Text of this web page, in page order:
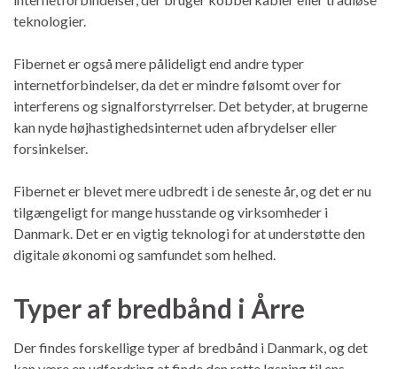
teknologier.
Fibernet er også mere pålideligt end andre typer
internetforbindelser, da det er mindre følsomt over for
interferens og signalforstyrrelser. Det betyder, at brugerne
kan nyde højhastighedsinternet uden afbrydelser eller
forsinkelser.
Fibernet er blevet mere udbredt i de seneste år, og det er nu
tilgængeligt for mange husstande og virksomheder i
Danmark. Det er en vigtig teknologi for at understøtte den
digitale økonomi og samfundet som helhed.
Typer af bredbånd i Årre
Der findes forskellige typer af bredbånd i Danmark, og det